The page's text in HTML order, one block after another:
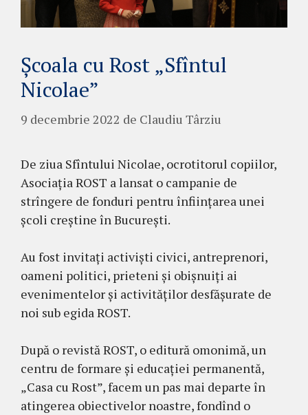
Școala cu Rost „Sfîntul
Nicolae”
9 decembrie 2022 de Claudiu Târziu
De ziua Sfîntului Nicolae, ocrotitorul copiilor,
Asociația ROST a lansat o campanie de
strîngere de fonduri pentru înființarea unei
școli creștine în București.
Au fost invitați activiști civici, antreprenori,
oameni politici, prieteni și obișnuiți ai
evenimentelor și activităților desfășurate de
noi sub egida ROST.
După o revistă ROST, o editură omonimă, un
centru de formare și educației permanentă,
„Casa cu Rost”, facem un pas mai departe în
atingerea obiectivelor noastre, fondînd o